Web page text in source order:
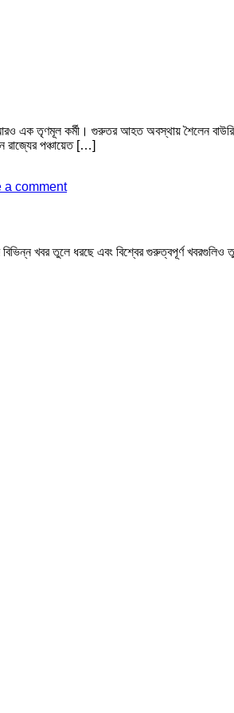
এক তৃণমূল কর্মী। গুরুতর আহত অবস্থায় শৈলেন
রাজ্যের পঞ্চায়েত […]
a comment
খবর তুলে ধরছে এবং বিশ্বের গুরুত্বপূর্ণ খবরগুলিও